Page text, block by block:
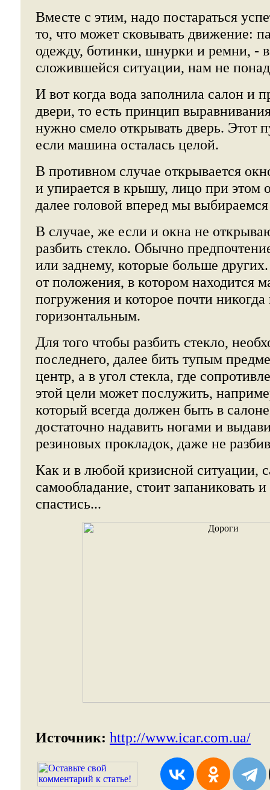
Вместе с этим, надо постараться
то, что может сковывать движение:
одежду, ботинки, шнурки и ремни, -
сложившейся ситуации, нам не
И вот когда вода заполнила салон и
двери, то есть принцип
нужно смело открывать дверь. Этот
если машина осталась целой.
В противном случае открывается
и упирается в крышу, лицо при этом
далее головой вперед мы
В случае, же если и окна не
разбить стекло. Обычно
или заднему, которые больше
от положения, в котором находится
погружения и которое почти никогда
горизонтальным.
Для того чтобы разбить стекло,
последнего, далее бить тупым
центр, а в угол стекла, где
этой цели может послужить,
который всегда должен быть в
достаточно надавить ногами и
резиновых прокладок, даже не
Как и в любой кризисной ситуации,
самообладание, стоит запаниковать
спастись...
Источник: http://www.icar.com.ua/